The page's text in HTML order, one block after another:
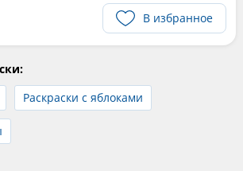
В избранное
Раскраски с яблоками